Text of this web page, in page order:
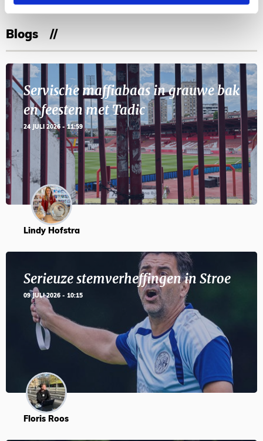
Blogs
Servische maffiabaas in grauwe bak
en feesten met Tadic
24 JULI 2026 - 11:59
Lindy Hofstra
Serieuze stemverheffingen in Stroe
09 JULI 2026 - 10:15
Floris Roos